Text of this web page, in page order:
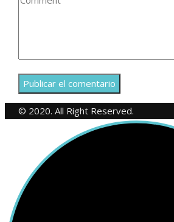
© 2020. All Right Reserved.